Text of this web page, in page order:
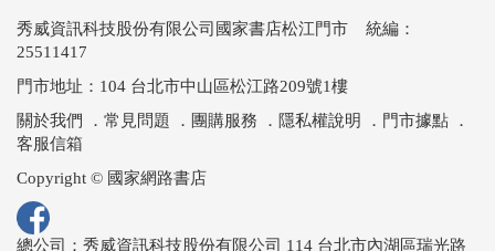
秀威資訊科技股份有限公司國家書店松江門市 統編：
25511417
門市地址：104 台北市中山區松江路209號1樓
關於我們
． 常見問題 ． 團購服務 ． 隱私權說明 ． 門市據點 ．
客服信箱
Copyright © 國家網路書店
總公司：秀威資訊科技股份有限公司 114 台北市內湖區瑞光路